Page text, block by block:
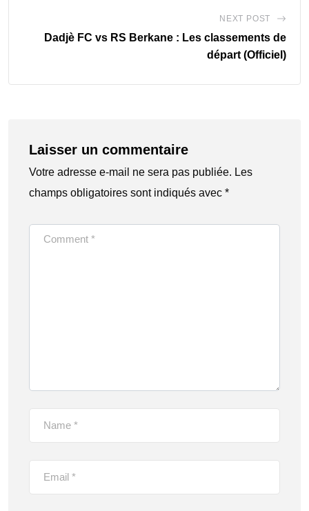
NEXT POST
Dadjè FC vs RS Berkane : Les classements de
départ (Officiel)
Laisser un commentaire
Votre adresse e-mail ne sera pas publiée. Les
champs obligatoires sont indiqués avec *